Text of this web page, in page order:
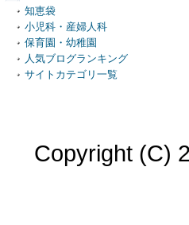
知恵袋
小児科・産婦人科
保育園・幼稚園
人気ブログランキング
サイトカテゴリ一覧
Copyright (C)